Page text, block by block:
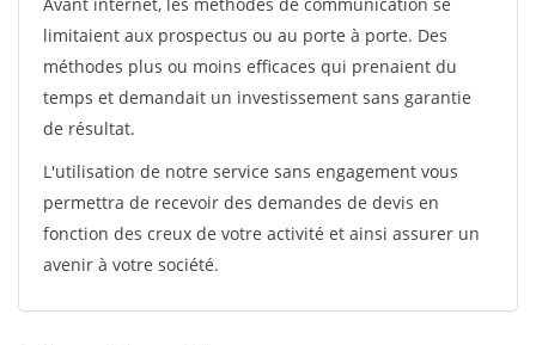
limitaient aux prospectus ou au porte à porte. Des
méthodes plus ou moins efficaces qui prenaient du
temps et demandait un investissement sans garantie
de résultat.
L'utilisation de notre service sans engagement vous
permettra de recevoir des demandes de devis en
fonction des creux de votre activité et ainsi assurer un
avenir à votre société.